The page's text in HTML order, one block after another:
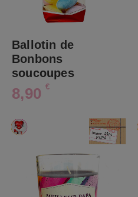
Ballotin de
Bonbons
soucoupes
8,90 €